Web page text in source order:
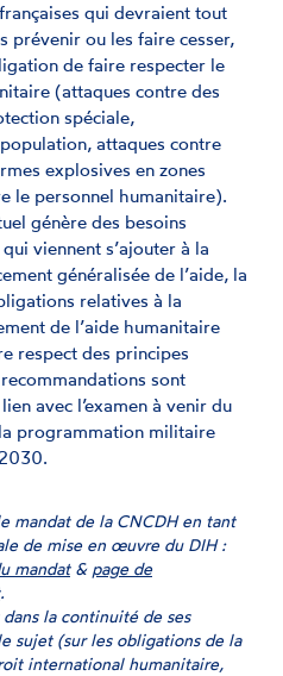
qui devraient tout
prévenir ou les faire cesser,
de faire respecter le
(attaques contre des
spéciale,
attaques contre
explosives en zones
le personnel humanitaire).
génère des besoins
viennent s’ajouter à la
généralisée de l’aide, la
relatives à la
de l’aide humanitaire
respect des principes
sont
avec l’examen à venir du
programmation militaire
mandat de la CNCDH en tant
de mise en œuvre du DIH :
mandat& page de
.
la continuité de ses
sujet (sur les obligations de la
international humanitaire,